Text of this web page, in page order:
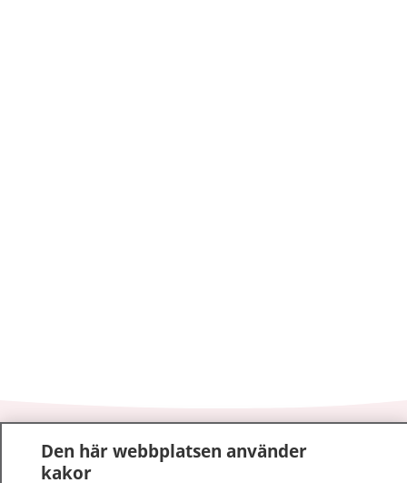
1177–tryggt om din hälsa och vård
Den här webbplatsen använder
kakor